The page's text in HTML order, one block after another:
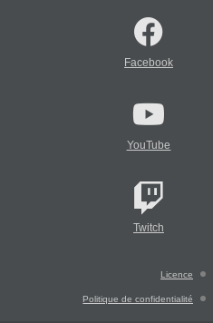
Facebook
YouTube
Twitch
Licence
Politique de confidentialité